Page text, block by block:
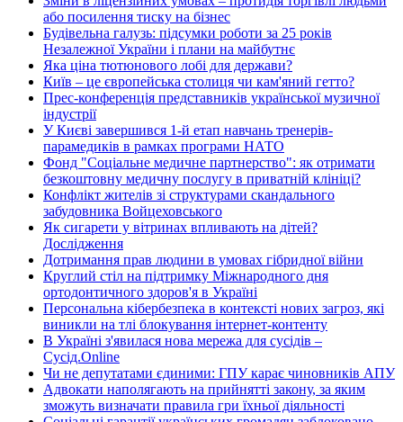
або посилення тиску на бізнес
Будівельна галузь: підсумки роботи за 25 років
Незалежної України і плани на майбутнє
Яка ціна тютюнового лобі для держави?
Київ – це європейська столиця чи кам'яний гетто?
Прес-конференція представників української музичної
індустрії
У Києві завершився 1-й етап навчань тренерів-
парамедиків в рамках програми НАТО
Фонд "Соціальне медичне партнерство": як отримати
безкоштовну медичну послугу в приватній клініці?
Конфлікт жителів зі структурами скандального
забудовника Войцеховського
Як сигарети у вітринах впливають на дітей?
Дослідження
Дотримання прав людини в умовах гібридної війни
Круглий стіл на підтримку Міжнародного дня
ортодонтичного здоров'я в Україні
Персональна кібербезпека в контексті нових загроз, які
виникли на тлі блокування інтернет-контенту
В Україні з'явилася нова мережа для сусідів –
Сусід.Online
Чи не депутатами єдиними: ГПУ карає чиновників АПУ
Адвокати наполягають на прийнятті закону, за яким
зможуть визначати правила гри їхньої діяльності